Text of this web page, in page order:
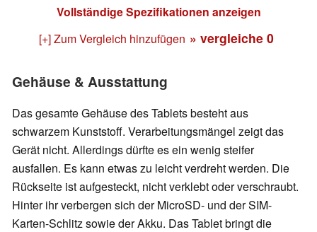
Vollständige Spezifikationen anzeigen
[+] Zum Vergleich hinzufügen » vergleiche 0
Gehäuse & Ausstattung
Das gesamte Gehäuse des Tablets besteht aus
schwarzem Kunststoff. Verarbeitungsmängel zeigt das
Gerät nicht. Allerdings dürfte es ein wenig steifer
ausfallen. Es kann etwas zu leicht verdreht werden. Die
Rückseite ist aufgesteckt, nicht verklebt oder verschraubt.
Hinter ihr verbergen sich der MicroSD- und der SIM-
Karten-Schlitz sowie der Akku. Das Tablet bringt die